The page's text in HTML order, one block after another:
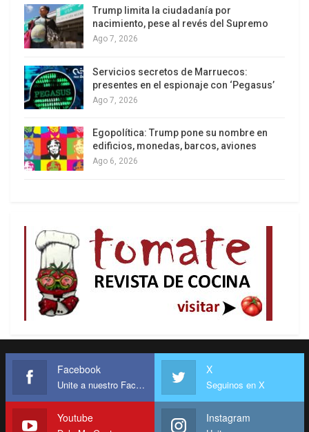
Los latinos le van dando la espalda a Trump
Trump limita la ciudadanía por
nacimiento, pese al revés del Supremo
Ago 7, 2026
Servicios secretos de Marruecos:
presentes en el espionaje con ‘Pegasus’
Ago 7, 2026
Egopolítica: Trump pone su nombre en
edificios, monedas, barcos, aviones
Ago 6, 2026
Facebook
Unite a nuestro Facebook
X
Seguinos en X
Youtube Instagram